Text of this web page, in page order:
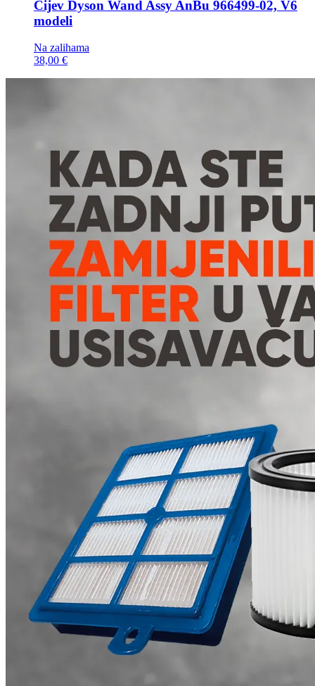
Cijev Dyson Wand Assy AnBu 966499-02, V6
modeli
Na zalihama
38,00 €